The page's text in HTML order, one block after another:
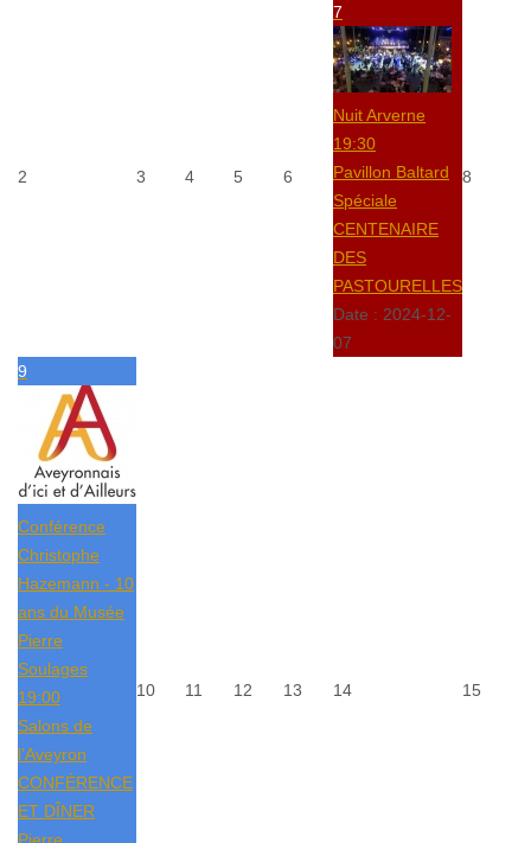
2 3 4 5 6
7
Nuit Arverne
19:30
Pavillon Baltard
Spéciale
CENTENAIRE
DES
PASTOURELLES
Date : 2024-12-
07
8
9
Conférence
Christophe
Hazemann - 10
ans du Musée
Pierre
Soulages
19:00
Salons de
l’Aveyron
CONFÉRENCE
ET DÎNER
10 11 12 13 14 15